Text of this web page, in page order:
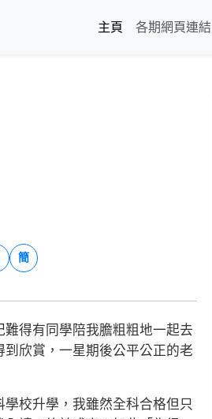
主頁
各期網頁連結
簡
得有同學陪我膽粗粗地一起去
欣賞，一星期後公平公正的老
校升學，我雖然全科合格但只